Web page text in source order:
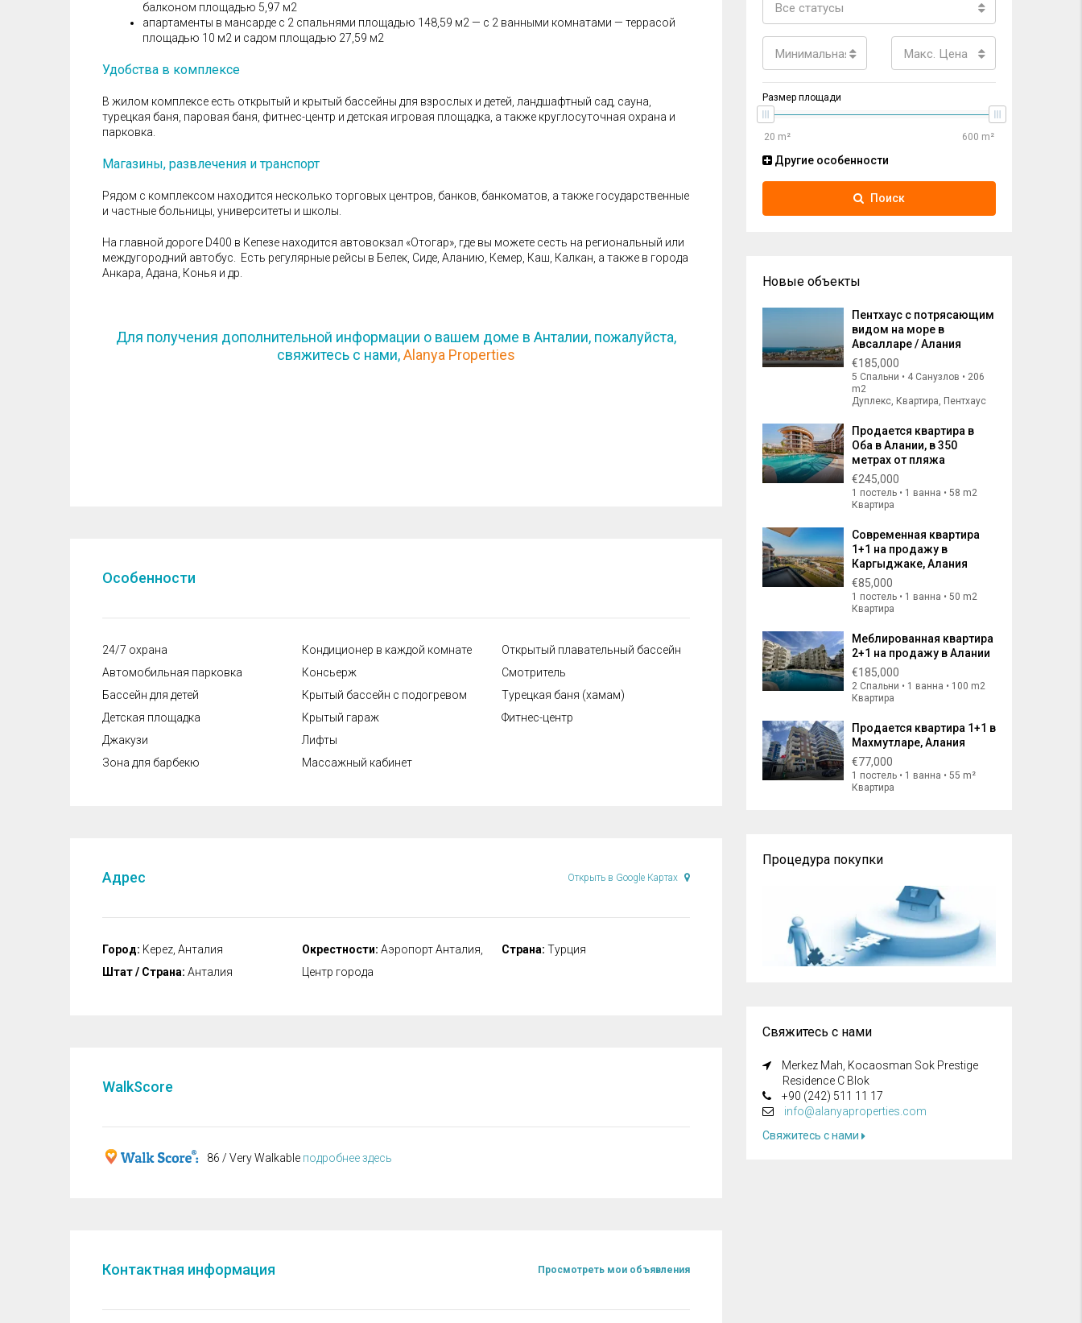
балконом площадью 5,97 м2
апартаменты в мансарде с 2 спальнями площадью 148,59 м2 — с 2 ванными комнатами — террасой
площадью 10 м2 и садом площадью 27,59 м2
Удобства в комплексе
В жилом комплексе есть открытый и крытый бассейны для взрослых и детей, ландшафтный сад, сауна,
турецкая баня, паровая баня, фитнес-центр и детская игровая площадка, а также круглосуточная охрана и
парковка.
Магазины, развлечения и транспорт
Рядом с комплексом находится несколько торговых центров, банков, банкоматов, а также государственные
и частные больницы, университеты и школы.
На главной дороге D400 в Кепезе находится автовокзал «Отогар», где вы можете сесть на региональный или
междугородний автобус. Есть регулярные рейсы в Белек, Сиде, Аланию, Кемер, Каш, Калкан, а также в города
Анкара, Адана, Конья и др.
Для получения дополнительной информации о вашем доме в Анталии, пожалуйста,
свяжитесь с нами,Alanya Properties
Особенности
24/7 охрана
Автомобильная парковка
Бассейн для детей
Детская площадка
Джакузи
Зона для барбекю
Кондиционер в каждой комнате
Консьерж
Крытый бассейн с подогревом
Крытый гараж
Лифты
Массажный кабинет
Открытый плавательный бассейн
Смотритель
Турецкая баня (хамам)
Фитнес-центр
Адрес Открыть в Google Картах
Город: Kepez, Анталия
Штат / Страна: Анталия
Окрестности: Аэропорт Анталия,
Центр города
Страна: Турция
WalkScore
86 / Very Walkable подробнее здесь
Контактная информация Просмотреть мои объявления
Все статусы
Минимальная цена Макс. Цена
Размер площади
Другие особенности
Поиск
Новые объекты
Пентхаус с потрясающим
видом на море в
Авсалларе / Алания
€185,000
5 Спальни • 4 Санузлов • 206
m2
Дуплекс, Квартира, Пентхаус
Продается квартира в
Оба в Алании, в 350
метрах от пляжа
€245,000
1 постель • 1 ванна • 58 m2
Квартира
Современная квартира
1+1 на продажу в
Каргыджаке, Алания
€85,000
1 постель • 1 ванна • 50 m2
Квартира
Меблированная квартира
2+1 на продажу в Алании
€185,000
2 Спальни • 1 ванна • 100 m2
Квартира
Продается квартира 1+1 в
Махмутларе, Алания
€77,000
1 постель • 1 ванна • 55 m²
Квартира
Процедура покупки
Свяжитесь с нами
Merkez Mah, Kocaosman Sok Prestige
Residence C Blok
+90 (242) 511 11 17
info@alanyaproperties.com
Свяжитесь с нами